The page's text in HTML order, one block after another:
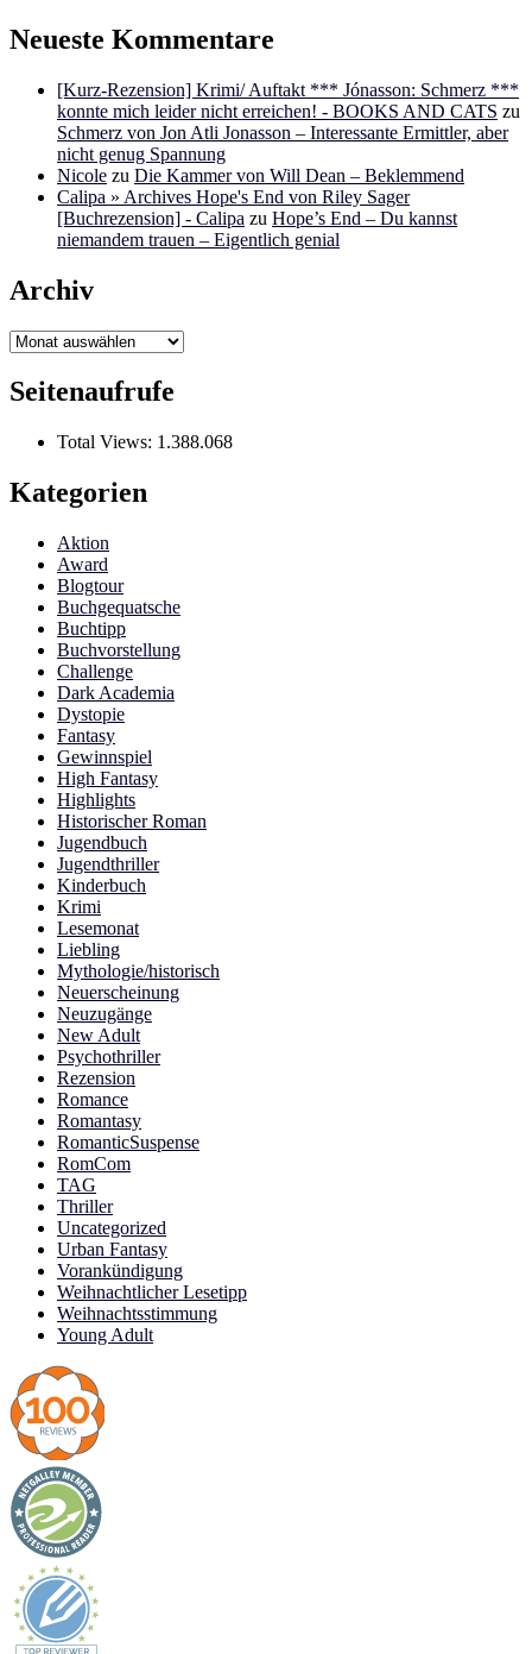
Neueste Kommentare
[Kurz-Rezension] Krimi/ Auftakt *** Jónasson: Schmerz ***
konnte mich leider nicht erreichen! - BOOKS AND CATS zu
Schmerz von Jon Atli Jonasson – Interessante Ermittler, aber
nicht genug Spannung
Nicole zu Die Kammer von Will Dean – Beklemmend
Calipa » Archives Hope's End von Riley Sager
[Buchrezension] - Calipa zu Hope’s End – Du kannst
niemandem trauen – Eigentlich genial
Archiv
Archiv
Seitenaufrufe
Total Views: 1.388.068
Kategorien
Aktion
Award
Blogtour
Buchgequatsche
Buchtipp
Buchvorstellung
Challenge
Dark Academia
Dystopie
Fantasy
Gewinnspiel
High Fantasy
Highlights
Historischer Roman
Jugendbuch
Jugendthriller
Kinderbuch
Krimi
Lesemonat
Liebling
Mythologie/historisch
Neuerscheinung
Neuzugänge
New Adult
Psychothriller
Rezension
Romance
Romantasy
RomanticSuspense
RomCom
TAG
Thriller
Uncategorized
Urban Fantasy
Vorankündigung
Weihnachtlicher Lesetipp
Weihnachtsstimmung
Young Adult